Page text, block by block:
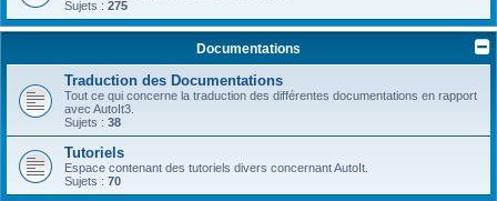
Sujets : 275
Documentations
Traduction des Documentations
Tout ce qui concerne la traduction des différentes documentations en rapport
avec AutoIt3.
Sujets : 38
Tutoriels
Espace contenant des tutoriels divers concernant AutoIt.
Sujets : 70